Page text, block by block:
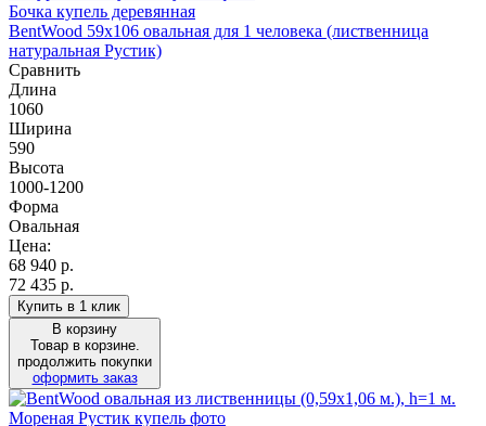
Бочка купель деревянная
BentWood 59х106 овальная для 1 человека (лиственница
натуральная Рустик)
Сравнить
Длина
1060
Ширина
590
Высота
1000-1200
Форма
Овальная
Цена:
68 940 р.
72 435 р.
Купить в 1 клик
В корзину
Товар в корзине.
продолжить покупки
оформить заказ